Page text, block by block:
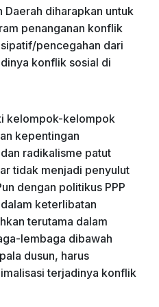
diharapkan untuk
penanganan konflik
pencegahan dari
konflik sosial di
kelompok-kelompok
kepentingan
radikalisme patut
tidak menjadi penyulut
dengan politikus PPP
keterlibatan
terutama dalam
lembaga dibawah
dusun, harus
terjadinya konflik